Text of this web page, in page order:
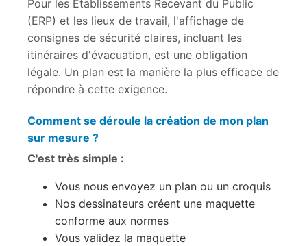
Pour les Établissements Recevant du Public
(ERP) et les lieux de travail, l'affichage de
consignes de sécurité claires, incluant les
itinéraires d'évacuation, est une obligation
légale. Un plan est la manière la plus efficace de
répondre à cette exigence.
Comment se déroule la création de mon plan
sur mesure ?
C'est très simple :
Vous nous envoyez un plan ou un croquis
Nos dessinateurs créent une maquette
conforme aux normes
Vous validez la maquette